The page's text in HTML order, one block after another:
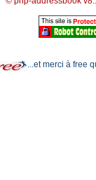
...et merci à free